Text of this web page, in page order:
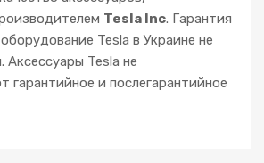
Tesla Inc. Гарантия
Tesla в Украине не
Tesla не
гарантийное и послегарантийное